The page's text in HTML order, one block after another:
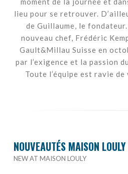
lieu pour se retrouver.
de Guillaume, le
nouveau chef, Frédéric
Gault&Millau Suisse en
par l’exigence et la passion
Toute l’équipe est ravie
NOUVEAUTÉS MAISON LOULY
NEW AT MAISON LOULY